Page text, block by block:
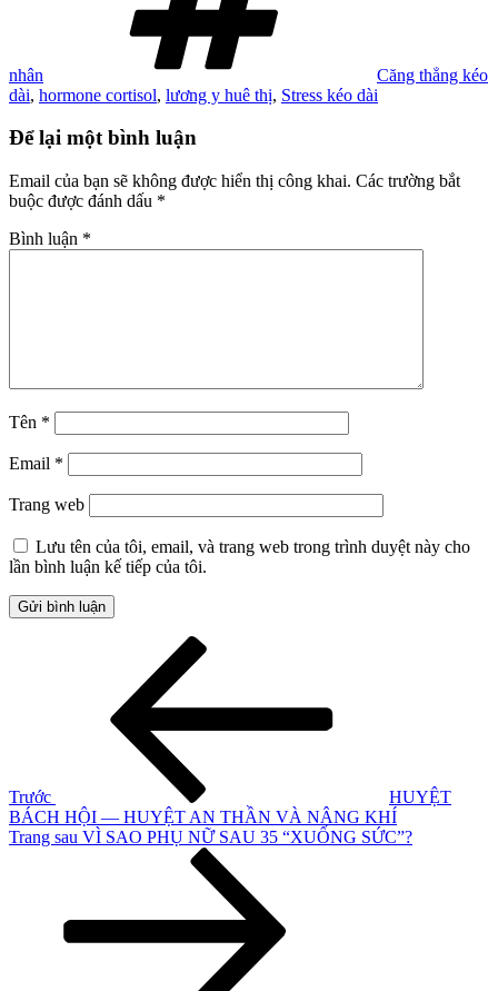
nhân
Căng thẳng kéo
dài, hormone cortisol, lương y huê thị, Stress kéo dài
Để lại một bình luận
Email của bạn sẽ không được hiển thị công khai. Các trường bắt
buộc được đánh dấu *
Bình luận *
Tên *
Email *
Trang web
Lưu tên của tôi, email, và trang web trong trình duyệt này cho
lần bình luận kế tiếp của tôi.
Trước
HUYỆT
BÁCH HỘI — HUYỆT AN THẦN VÀ NÂNG KHÍ
Bài
Trang sau VÌ SAO PHỤ NỮ SAU 35 “XUỐNG SỨC”?